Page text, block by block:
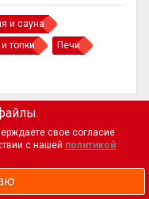
и сауна
топки
Печи
свое согласие
с нашей политикой